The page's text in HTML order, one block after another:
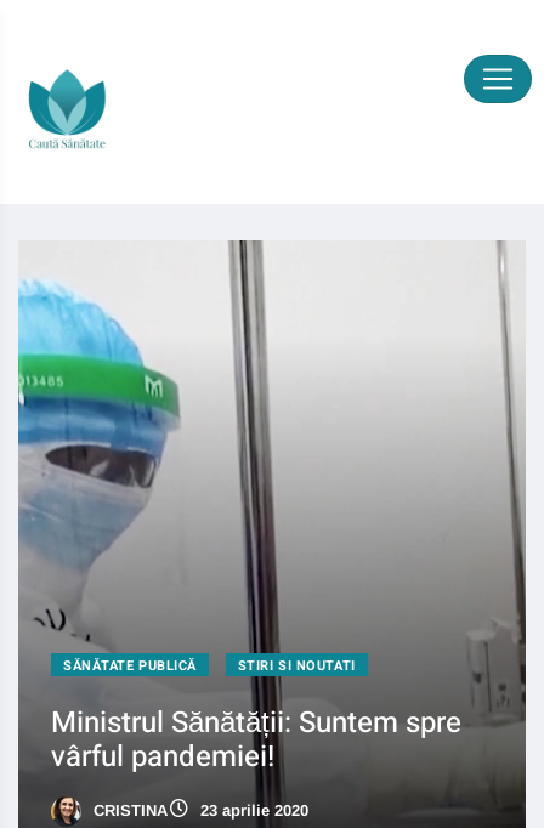
SĂNĂTATE PUBLICĂ STIRI SI NOUTATI
Ministrul Sănătății: Suntem spre
vârful pandemiei!
CRISTINA 23 aprilie 2020